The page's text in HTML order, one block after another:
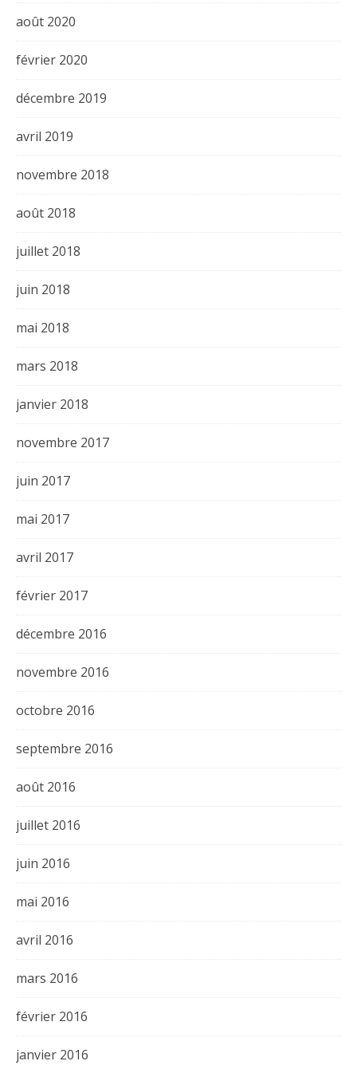
août 2020
février 2020
décembre 2019
avril 2019
novembre 2018
août 2018
juillet 2018
juin 2018
mai 2018
mars 2018
janvier 2018
novembre 2017
juin 2017
mai 2017
avril 2017
février 2017
décembre 2016
novembre 2016
octobre 2016
septembre 2016
août 2016
juillet 2016
juin 2016
mai 2016
avril 2016
mars 2016
février 2016
janvier 2016